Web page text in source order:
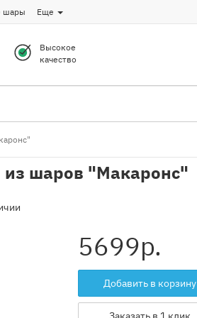
шары Еще
Высокое
качество
шаров "Макаронс"
5699р.
Добавить в корзину